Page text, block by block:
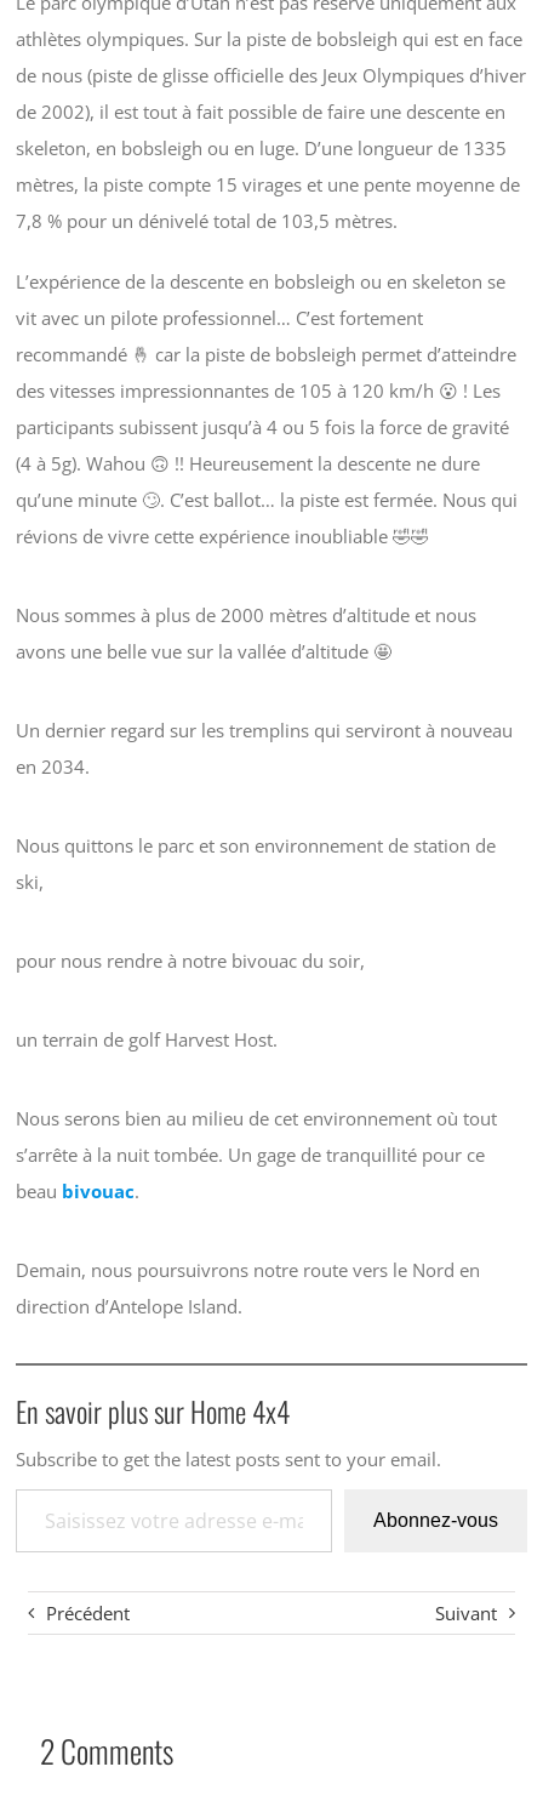
athlètes olympiques. Sur la piste de bobsleigh qui est en face
de nous (piste de glisse officielle des Jeux Olympiques d’hiver
de 2002), il est tout à fait possible de faire une descente en
skeleton, en bobsleigh ou en luge. D’une longueur de 1335
mètres, la piste compte 15 virages et une pente moyenne de
7,8 % pour un dénivelé total de 103,5 mètres.
L’expérience de la descente en bobsleigh ou en skeleton se
vit avec un pilote professionnel… C’est fortement
recommandé 🤞 car la piste de bobsleigh permet d’atteindre
des vitesses impressionnantes de 105 à 120 km/h 😮 ! Les
participants subissent jusqu’à 4 ou 5 fois la force de gravité
(4 à 5g). Wahou 🙃 !! Heureusement la descente ne dure
qu’une minute 🙄. C’est ballot… la piste est fermée. Nous qui
révions de vivre cette expérience inoubliable 🤣🤣
Nous sommes à plus de 2000 mètres d’altitude et nous
avons une belle vue sur la vallée d’altitude 🤩
Un dernier regard sur les tremplins qui serviront à nouveau
en 2034.
Nous quittons le parc et son environnement de station de
ski,
pour nous rendre à notre bivouac du soir,
un terrain de golf Harvest Host.
Nous serons bien au milieu de cet environnement où tout
s’arrête à la nuit tombée. Un gage de tranquillité pour ce
beau bivouac.
Demain, nous poursuivrons notre route vers le Nord en
direction d’Antelope Island.
En savoir plus sur Home 4x4
Subscribe to get the latest posts sent to your email.
Saisissez votre adresse e-mail…
Abonnez-vous
Précédent Suivant
2 Comments